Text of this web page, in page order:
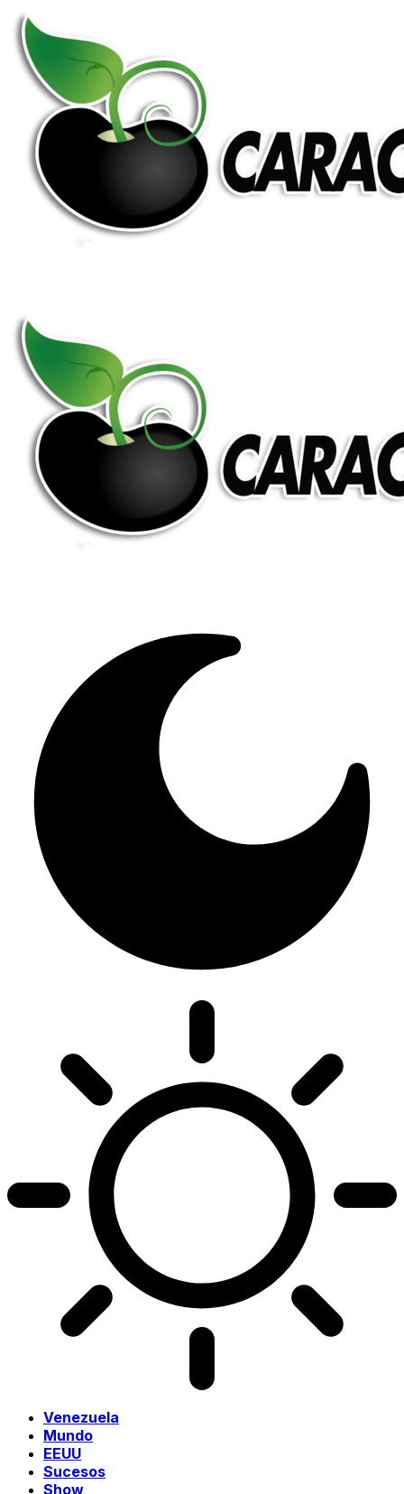
Venezuela
Mundo
EEUU
Sucesos
Show